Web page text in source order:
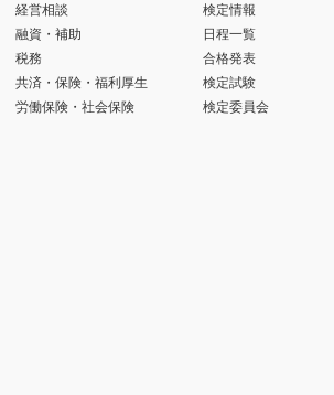
経営相談
融資・補助
税務
共済・保険・福利厚生
労働保険・社会保険
検定情報
日程一覧
合格発表
検定試験
検定委員会